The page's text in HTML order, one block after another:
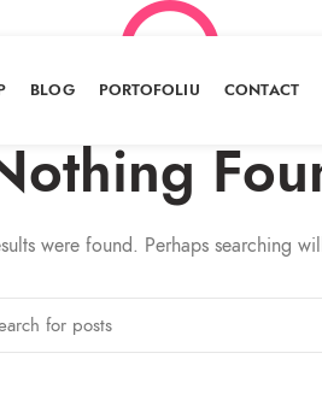
BLOG PORTOFOLIU CONTACT
were found. Perhaps searching